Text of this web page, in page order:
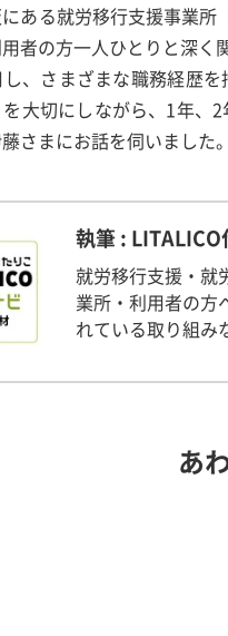
ある就労移行支援事業所
者の方一人ひとりと深
、さまざまな職務経歴
大切にしながら、1年、
さまにお話を伺いました。
執筆 :
就労移行支援・就
業所・利用者の方
れている取り組み
あ